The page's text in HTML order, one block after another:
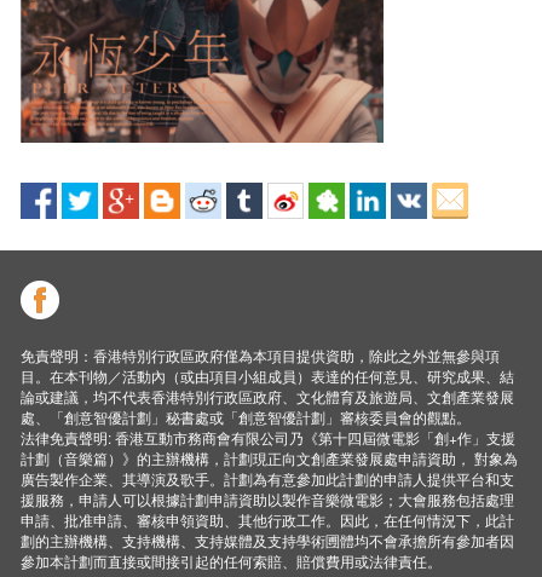
免責聲明：香港特別行政區政府僅為本項目提供資助，除此之外並無參與項
目。在本刊物／活動內（或由項目小組成員）表達的任何意見、研究成果、結
論或建議，均不代表香港特別行政區政府、文化體育及旅遊局、文創產業發展
處、「創意智優計劃」秘書處或「創意智優計劃」審核委員會的觀點。
法律免責聲明: 香港互動市務商會有限公司乃《第十四屆微電影「創+作」支援
計劃（音樂篇）》的主辦機構，計劃現正向文創產業發展處申請資助， 對象為
廣告製作企業、其導演及歌手。計劃為有意參加此計劃的申請人提供平台和支
援服務，申請人可以根據計劃申請資助以製作音樂微電影；大會服務包括處理
申請、批准申請、審核申領資助、其他行政工作。因此，在任何情況下，此計
劃的主辦機構、支持機構、支持媒體及支持學術圑體均不會承擔所有參加者因
參加本計劃而直接或間接引起的任何索賠、賠償費用或法律責任。